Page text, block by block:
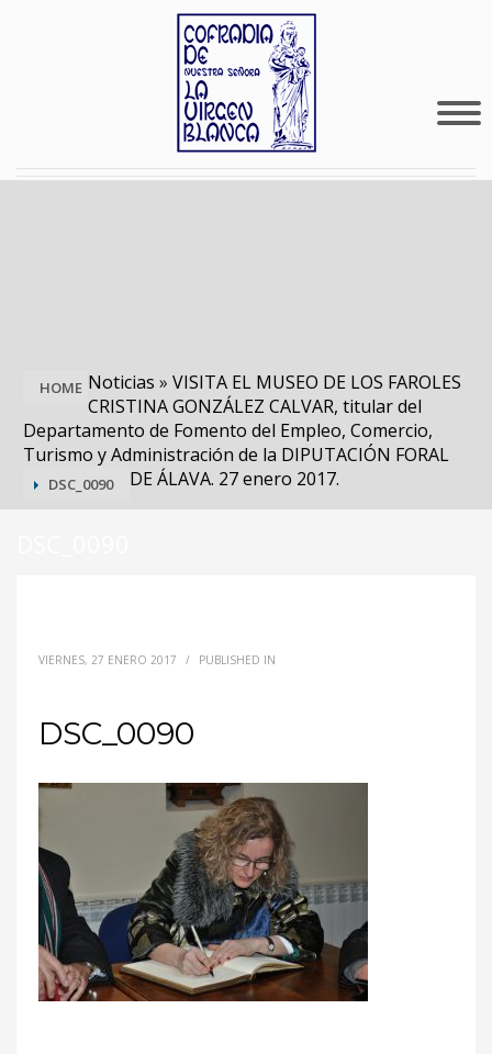
HOME Noticias » VISITA EL MUSEO DE LOS FAROLES
CRISTINA GONZÁLEZ CALVAR, titular del
Departamento de Fomento del Empleo, Comercio,
Turismo y Administración de la DIPUTACIÓN FORAL
DE ÁLAVA. 27 enero 2017.
DSC_0090
VIERNES, 27 ENERO 2017 / PUBLISHED IN
DSC_0090